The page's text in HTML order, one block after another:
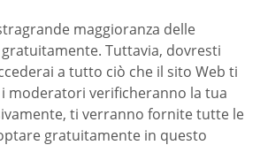
maggioranza delle
Tuttavia, dovresti
a tutto ciò che il sito Web ti
moderatori verificheranno la tua
ti verranno fornite tutte le
gratuitamente in questo